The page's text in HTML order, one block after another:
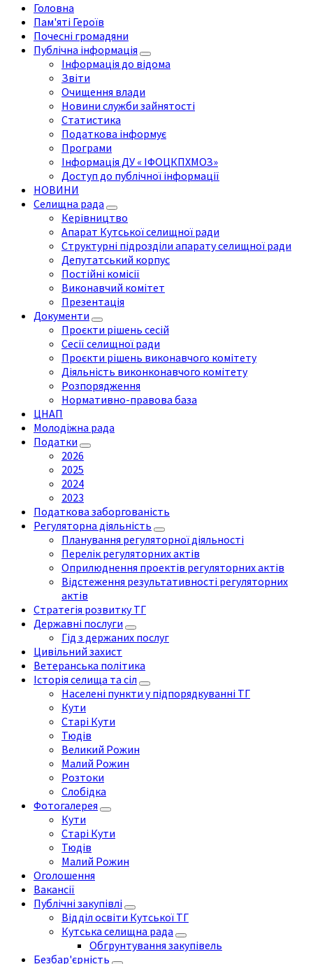
Головна
Пам'яті Героїв
Почесні громадяни
Публічна інформація
Інформація до відома
Звіти
Очищення влади
Новини служби зайнятості
Статистика
Податкова інформує
Програми
Інформація ДУ « ІФОЦКПХМОЗ»
Доступ до публічної інформації
НОВИНИ
Селищна рада
Керівництво
Апарат Кутської селищної ради
Структурні підрозділи апарату селищної ради
Депутатський корпус
Постійні комісії
Виконавчий комітет
Презентація
Документи
Проєкти рішень сесій
Сесії селищної ради
Проєкти рішень виконавчого комітету
Діяльність виконконавчого комітету
Розпорядження
Нормативно-правова база
ЦНАП
Молодіжна рада
Податки
2026
2025
2024
2023
Податкова заборгованість
Регуляторна діяльність
Планування регуляторної діяльності
Перелік регуляторних актів
Оприлюднення проектів регуляторних актів
Відстеження результативності регуляторних
актів
Стратегія розвитку ТГ
Державні послуги
Гід з держаних послуг
Цивільний захист
Ветеранська політика
Історія селища та сіл
Населені пункти у підпорядкуванні ТГ
Кути
Старі Кути
Тюдів
Великий Рожин
Малий Рожин
Розтоки
Слобідка
Фотогалерея
Кути
Старі Кути
Тюдів
Малий Рожин
Оголошення
Вакансії
Публічні закупівлі
Відділ освіти Кутської ТГ
Кутська селищна рада
Обгрунтування закупівель
Безбар'єрність